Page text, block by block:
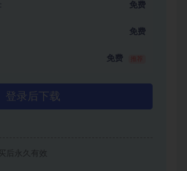
免费
免费
免费
登录后下载
买后永久有效